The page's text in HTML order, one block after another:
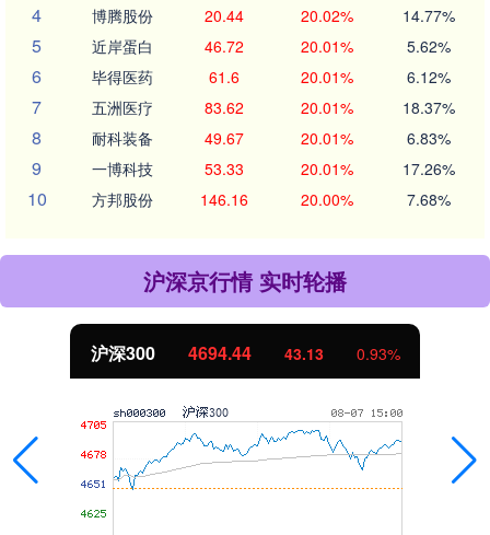
4 博腾股份 20.44 20.02% 14.77%
5 近岸蛋白 46.72 20.01% 5.62%
6 毕得医药 61.6 20.01% 6.12%
7 五洲医疗 83.62 20.01% 18.37%
8 耐科装备 49.67 20.01% 6.83%
9 一博科技 53.33 20.01% 17.26%
10 方邦股份 146.16 20.00% 7.68%
沪深京行情 实时轮播
沪深300 4694.44 43.13 0.93%